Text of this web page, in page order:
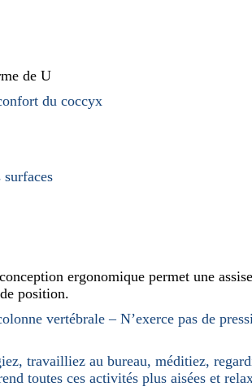
de U
du coccyx
ergonomique permet une
position.
vertébrale – N’exerce pas de
travailliez au bureau, méditiez,
toutes ces activités plus aisées et